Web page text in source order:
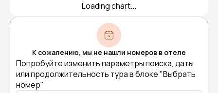
Loading chart...
К сожалению, мы не нашли номеров в отеле
Попробуйте изменить параметры поиска, даты
или продолжительность тура в блоке "Выбрать
номер"